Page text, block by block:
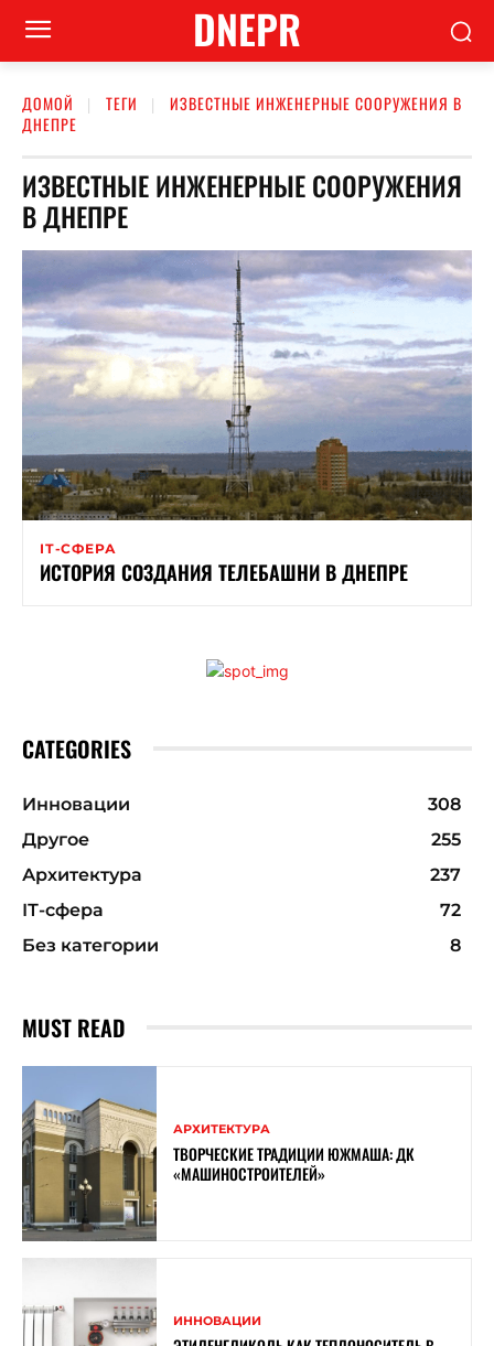
DNEPR
ДОМОЙ ТЕГИ
ИЗВЕСТНЫЕ ИНЖЕНЕРНЫЕ СООРУЖЕНИЯ В
ДНЕПРЕ
ИЗВЕСТНЫЕ ИНЖЕНЕРНЫЕ СООРУЖЕНИЯ
В ДНЕПРЕ
ІТ-СФЕРА
ИСТОРИЯ СОЗДАНИЯ ТЕЛЕБАШНИ В ДНЕПРЕ
CATEGORIES
Инновации
308
Другое
255
Архитектура
237
ІТ-сфера
72
Без категории
8
MUST READ
АРХИТЕКТУРА
ТВОРЧЕСКИЕ ТРАДИЦИИ ЮЖМАША: ДК
«МАШИНОСТРОИТЕЛЕЙ»
ИННОВАЦИИ